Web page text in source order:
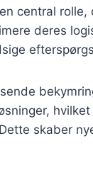
central
deres
skaber